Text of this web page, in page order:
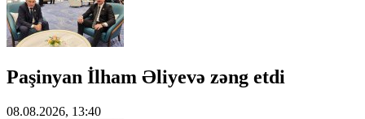
Paşinyan İlham Əliyevə zəng etdi
08.08.2026, 13:40